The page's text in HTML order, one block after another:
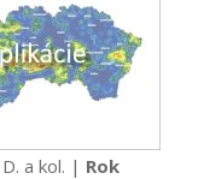
a kol. | Rok